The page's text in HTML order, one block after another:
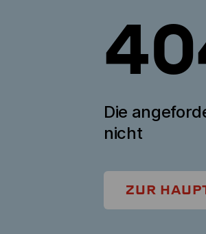
Die
nicht
ZUR